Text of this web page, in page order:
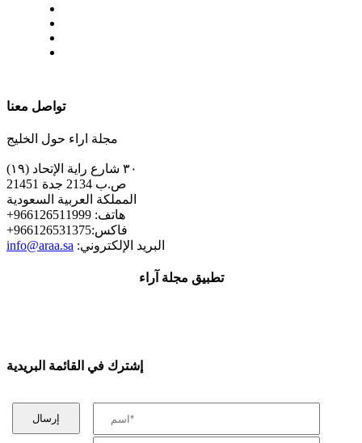
تواصل معنا
مجلة اراء حول الخليج
٣٠ شارع راية الإتحاد (١٩)
ص.ب 2134 جدة 21451
المملكة العربية السعودية
+هاتف: 966126511999
+فاكس:966126531375
info@araa.sa :البريد الإلكتروني
تطبيق مجلة آراء
إشترك في القائمة البريدية